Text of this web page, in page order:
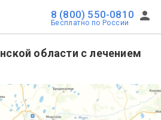
8 (800) 550-0810
Бесплатно по России
области с лечением